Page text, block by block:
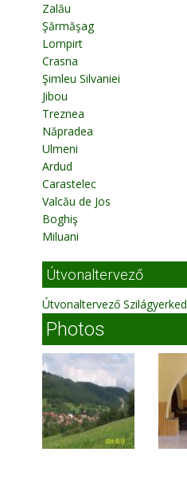
Zalău
Şărmăşag
Lompirt
Crasna
Şimleu Silvaniei
Jibou
Treznea
Năpradea
Ulmeni
Ardud
Carastelec
Valcău de Jos
Boghiş
Miluani
Útvonaltervező
Útvonaltervező Szilágyerked
Photos